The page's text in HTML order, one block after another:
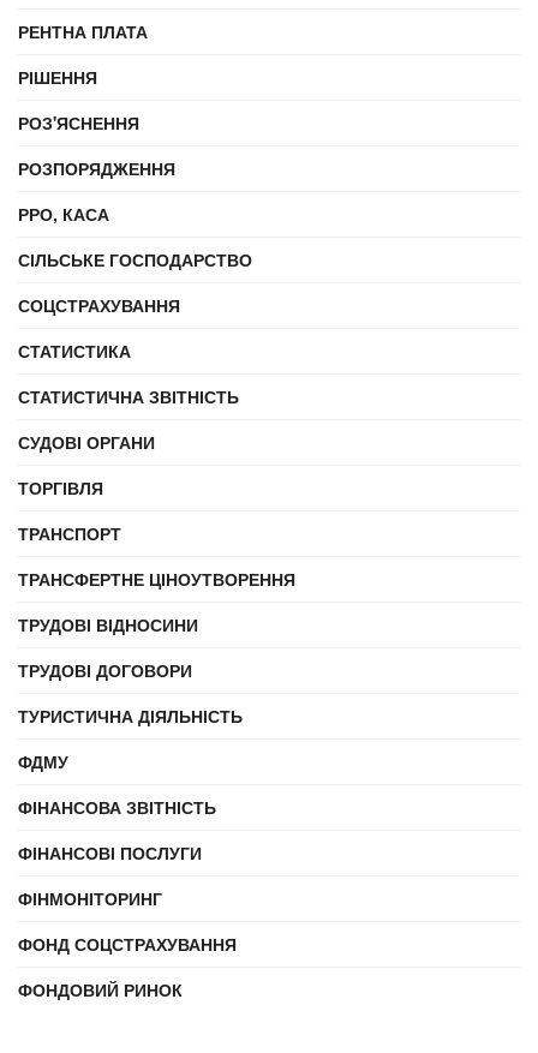
РЕНТНА ПЛАТА
РІШЕННЯ
РОЗ'ЯСНЕННЯ
РОЗПОРЯДЖЕННЯ
РРО, КАСА
СІЛЬСЬКЕ ГОСПОДАРСТВО
СОЦСТРАХУВАННЯ
СТАТИСТИКА
СТАТИСТИЧНА ЗВІТНІСТЬ
СУДОВІ ОРГАНИ
ТОРГІВЛЯ
ТРАНСПОРТ
ТРАНСФЕРТНЕ ЦІНОУТВОРЕННЯ
ТРУДОВІ ВІДНОСИНИ
ТРУДОВІ ДОГОВОРИ
ТУРИСТИЧНА ДІЯЛЬНІСТЬ
ФДМУ
ФІНАНСОВА ЗВІТНІСТЬ
ФІНАНСОВІ ПОСЛУГИ
ФІНМОНІТОРИНГ
ФОНД СОЦСТРАХУВАННЯ
ФОНДОВИЙ РИНОК